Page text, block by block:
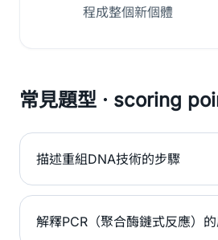
程成整個新個體
常見題型 · scoring
描述重組DNA技術的步驟
解釋PCR（聚合酶鏈式反應）